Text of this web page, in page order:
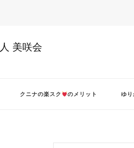
美咲会
クニナの楽スク のメリット ゆ